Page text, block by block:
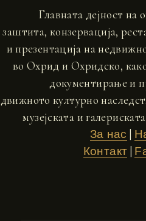
Главната дејност на
заштита, конзервација,
и презентација на
во Охрид и Охридско,
документирање и
движното културно
музејската и
За нас
Контакт